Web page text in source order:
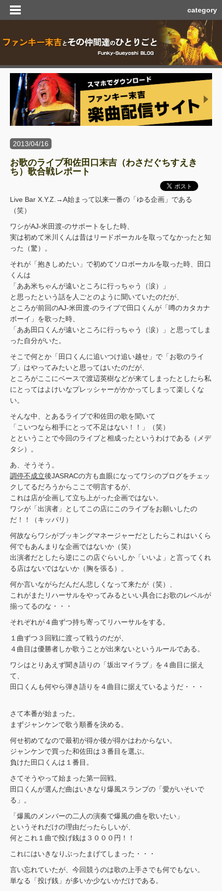
category
2013/04/16
お歌のライブ和佐田口末吉（わさだぐちすえき
ち）歌合戦レポート
Live Bar X.Y.Z.→A始まって以来一番の「ゆる企画」である
（笑）
ワシがAJ-米田渡-のサポートをした時、
実は初めて米川くんは昔はリードボーカルを取ってなかったと知
った（驚）。
それが「抱きしめたい」で初めてソロボーカルを取った時、田口
くんは
「ああ米ちゃんが遠いところに行っちゃう（涙）」
と思ったという話を人ごとのように聞いていたのだが、
ところが前回のAJ-米田渡-のライブで田口くんが「噂のカタカナ
ボーイ」を歌った時、
「ああ田口くんが遠いところに行っちゃう（涙）」と思ってしま
った自分がいた。
そこで何とか「田口くんに追いつけ追い越せ」で「お歌のライ
ブ」はやってみたいと思ってはいたのだが、
ところがここにベースで渡辺英樹などが来てしまったとしたら私
にとってはよけいなプレッシャーがかかってしまって楽しくな
い。
そんな中、とあるライブで和佐田の歌を聞いて
「こいつなら相手にとって不足はない！！」（笑）
とということで今回のライブと相成ったというわけである（メデ
タシ）。
あ、そうそう。
調停不成立後JASRACの方も血眼になってワシのブログをチェッ
クしてるだろうからここで明言するが、
これは店が企画して立ち上がった企画ではない。
ワシが「出演者」としてこの店にこのライブをお願いしたの
だ！！（キッパリ）
何故ならワシがブッキングマネージャーだとしたらこれはいくら
何でもあんまりな企画ではないか（笑）
出演者だとしたら逆にこの店ぐらいしか「いいよ」と言ってくれ
る店はないではないか（胸を張る）。
何か言いながらだんだん悲しくなって来たが（笑）、
これがまたリハーサルをやってみるといい具合にお歌のレベルが
揃ってるのな・・・
それぞれが４曲ずつ持ち寄ってリハーサルをする。
１曲ずつ３回戦に渡って戦うのだが、
４曲目は優勝者しか歌うことが出来ないというルールである。
ワシはとりあえず聞き語りの「坂出マイラブ」を４曲目に据え
て、
田口くんも何やら弾き語りを４曲目に据えているようだ・・・
さて本番が始まった。
まずジャンケンで歌う順番を決める。
何せ初めてなので最初が得か後が得かはわからない。
ジャンケンで買った和佐田は３番目を選ぶ。
負けた田口くんは１番目。
さてそうやって始まった第一回戦、
田口くんが選んだ曲はいきなり爆風スランプの「愛がいそいで
る」。
「爆風のメンバーの二人の演奏で爆風の曲を歌いたい」
というそれだけの理由だったらしいが、
何とこれ１曲で投げ銭は３０００円！！
これにはいきなりぶったまげてしまった・・・
言い忘れていたが、今回競うのは歌の上手さでも何でもない。
単なる「投げ銭」が多いか少ないかだけである。